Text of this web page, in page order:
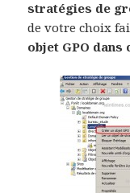
stratégies de
de votre choix
objet GPO